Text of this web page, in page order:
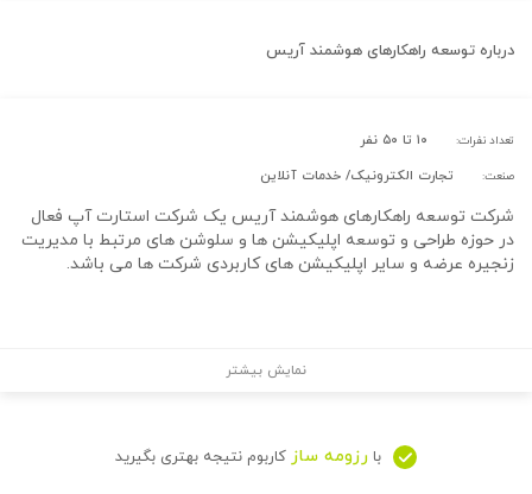
درباره توسعه راهکارهای هوشمند آریس
تعداد نفرات: ۱۰ تا ۵۰ نفر
صنعت: تجارت الکترونیک/ خدمات آنلاین
شرکت توسعه راهکارهای هوشمند آریس یک شرکت استارت آپ فعال
در حوزه طراحی و توسعه اپلیکیشن ها و سلوشن های مرتبط با مدیریت
زنجیره عرضه و سایر اپلیکیشن های کاربردی شرکت ها می باشد.
نمایش بیشتر
با رزومه ساز کاربوم نتیجه بهتری بگیرید